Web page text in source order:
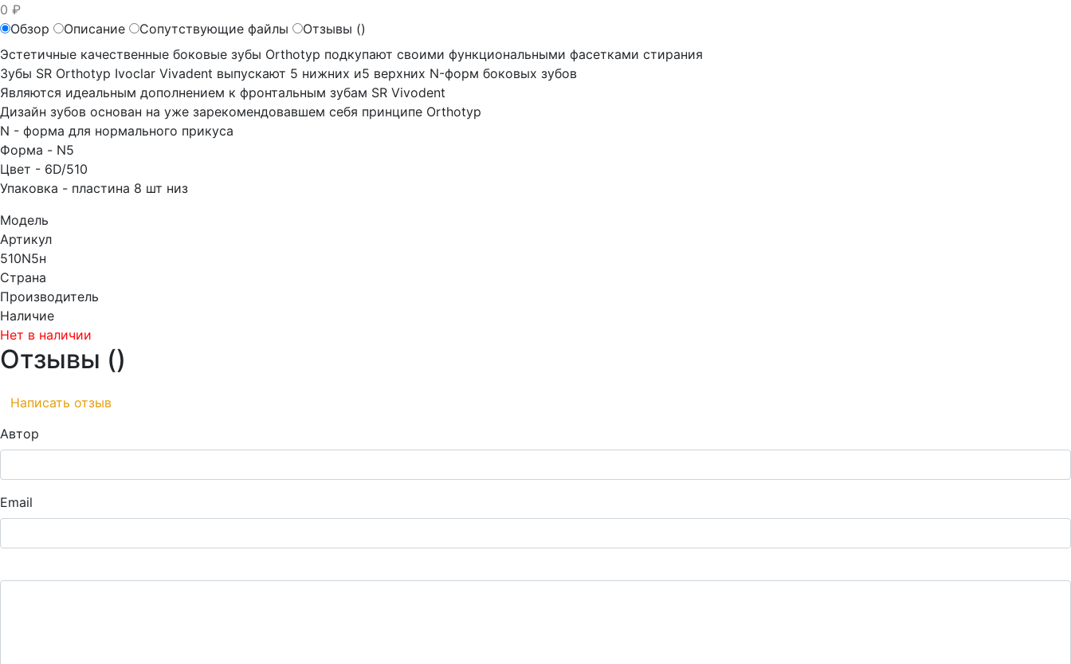
0 ₽
Обзор
Описание Сопутствующие файлы Отзывы ()
Эстетичные качественные боковые зубы Orthotyp подкупают своими функциональными фасетками стирания
Зубы SR Orthotyp Ivoclar Vivadent выпускают 5 нижних и5 верхних N-форм боковых зубов
Являются идеальным дополнением к фронтальным зубам SR Vivodent
Дизайн зубов основан на уже зарекомендовавшем себя принципе Orthotyp
N - форма для нормального прикуса
Форма - N5
Цвет - 6D/510
Упаковка - пластина 8 шт низ
Модель
Артикул
510N5н
Страна
Производитель
Наличие
Нет в наличии
Отзывы ()
Написать отзыв
Автор
Email